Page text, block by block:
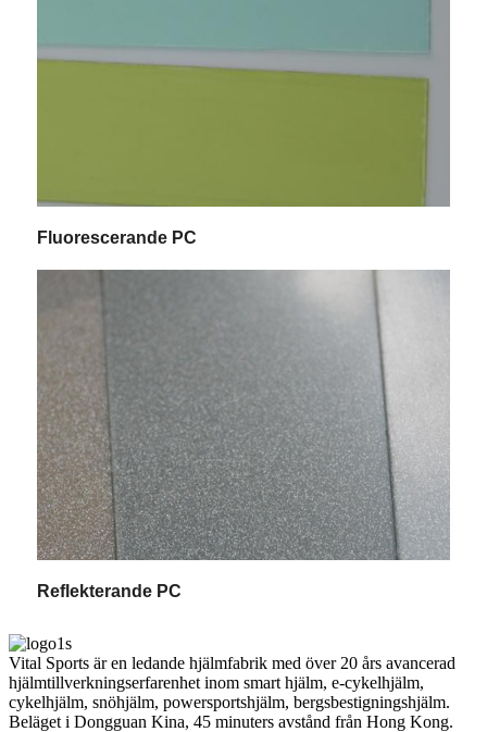
Fluorescerande PC
Reflekterande PC
Vital Sports är en ledande hjälmfabrik med över 20 års avancerad
hjälmtillverkningserfarenhet inom smart hjälm, e-cykelhjälm,
cykelhjälm, snöhjälm, powersportshjälm, bergsbestigningshjälm.
Beläget i Dongguan Kina, 45 minuters avstånd från Hong Kong.